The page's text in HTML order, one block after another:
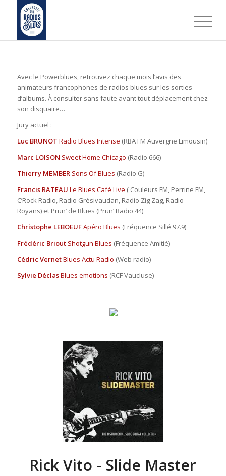
Avec le Powerblues, retrouvez chaque mois l’avis des
animateurs francophones de radios blues sur les sorties
d’albums. À consulter sans faute avant tout déplacement chez
son disquaire…
Jury actuel :
Luc BRUNOT Radio Blues Intense (RBA FM Auvergne Limousin)
Marc LOISON Sweet Home Chicago (Radio 666)
Thierry MEMBER Sons Of Blues (Radio G)
Francis RATEAU Le Blues Café Live ( Couleurs FM, Perrine FM,
C’Rock Radio, Radio Grésivaudan, Radio Zig Zag, Radio
Royans) et Prun’ de Blues (Prun’ Radio 44)
Christophe LEBOEUFApéro Blues (Fréquence Sillé 97.9)
Frédéric Briout Shotgun Blues (Fréquence Amitié)
Cédric VernetBlues Actu Radio (Web radio)
Sylvie DéclasBlues emotions (RCF Vaucluse)
Rick Vito - Slide Master